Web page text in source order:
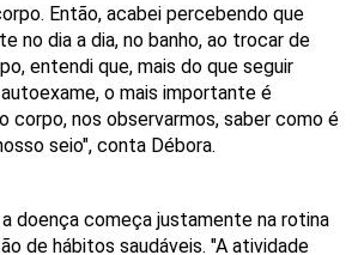
Então, acabei percebendo que
no dia a dia, no banho, ao trocar de
entendi que, mais do que seguir
o mais importante é
corpo, nos observarmos, saber como é
seio", conta Débora.
doença começa justamente na rotina
de hábitos saudáveis. "A atividade